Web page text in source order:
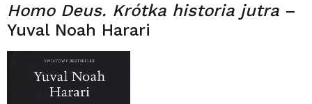
Homo Deus. Krótka historia jutra –
Yuval Noah Harari